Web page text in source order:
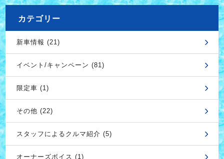
カテゴリー
新車情報 (21)
イベント/キャンペーン (81)
限定車 (1)
その他 (22)
スタッフによるクルマ紹介 (5)
オーナーズボイス (1)